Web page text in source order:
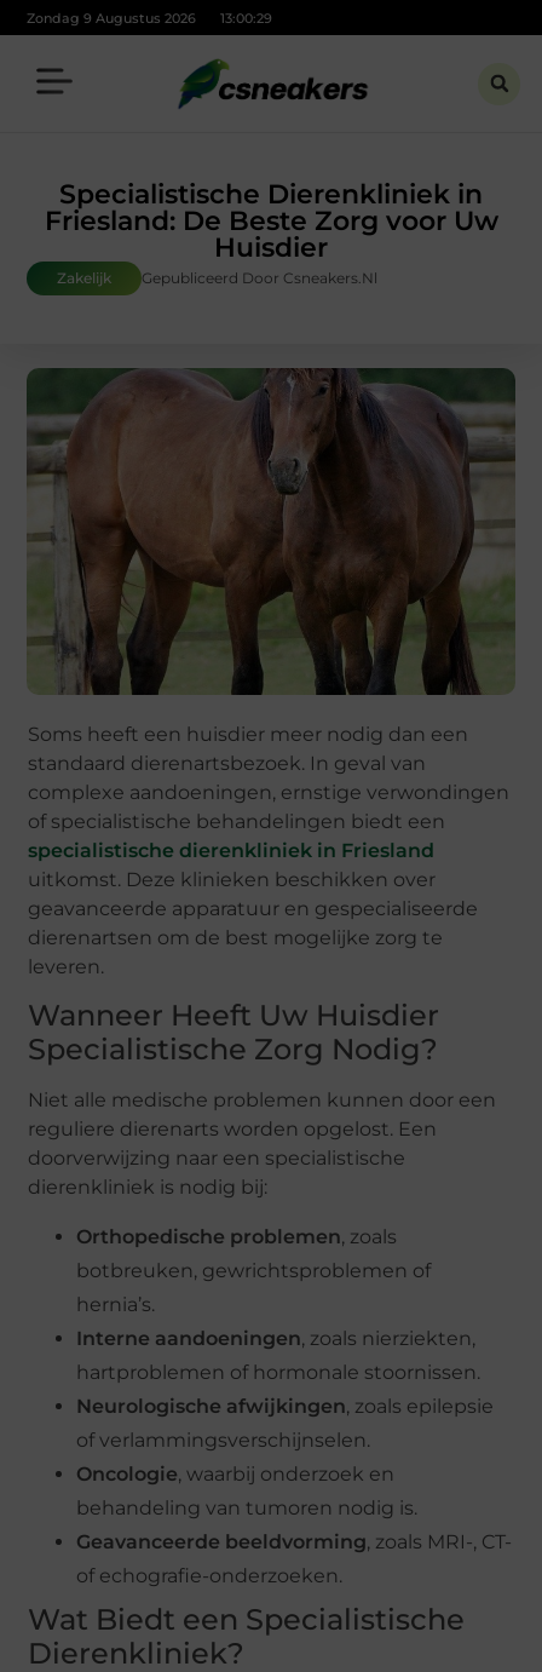
Zondag 9 Augustus 2026 13:00:30
Specialistische Dierenkliniek in
Friesland: De Beste Zorg voor Uw
Huisdier
Zakelijk Gepubliceerd Door Csneakers.nl
Soms heeft een huisdier meer nodig dan een
standaard dierenartsbezoek. In geval van
complexe aandoeningen, ernstige verwondingen
of specialistische behandelingen biedt een
specialistische dierenkliniek in Friesland
uitkomst. Deze klinieken beschikken over
geavanceerde apparatuur en gespecialiseerde
dierenartsen om de best mogelijke zorg te
leveren.
Wanneer Heeft Uw Huisdier
Specialistische Zorg Nodig?
Niet alle medische problemen kunnen door een
reguliere dierenarts worden opgelost. Een
doorverwijzing naar een specialistische
dierenkliniek is nodig bij:
Orthopedische problemen, zoals
botbreuken, gewrichtsproblemen of
hernia’s.
Interne aandoeningen, zoals nierziekten,
hartproblemen of hormonale stoornissen.
Neurologische afwijkingen, zoals epilepsie
of verlammingsverschijnselen.
Oncologie, waarbij onderzoek en
behandeling van tumoren nodig is.
Geavanceerde beeldvorming, zoals MRI-, CT-
of echografie-onderzoeken.
Wat Biedt een Specialistische
Dierenkliniek?